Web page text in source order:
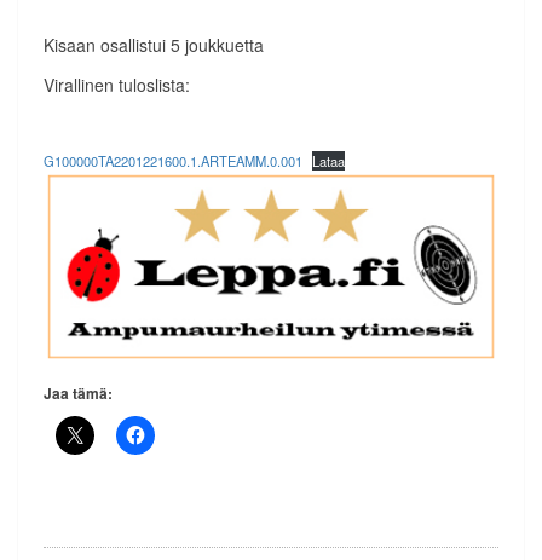
Kisaan osallistui 5 joukkuetta
Virallinen tuloslista:
G100000TA2201221600.1.ARTEAMM.0.001 Lataa
Jaa tämä: